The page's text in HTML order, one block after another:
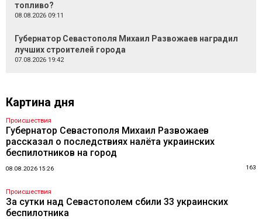
топливо?
08.08.2026 09:11
Губернатор Севастополя Михаил Развожаев наградил
лучших строителей города
07.08.2026 19:42
Картина дня
Происшествия
Губернатор Севастополя Михаил Развожаев
рассказал о последствиях налёта украинских
беспилотников на город
08.08.2026 15:26 163
Происшествия
За сутки над Севастополем сбили 33 украинских
беспилотника